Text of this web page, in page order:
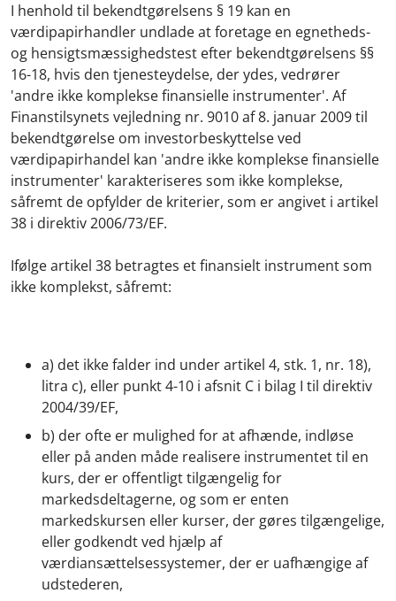
I henhold til bekendtgørelsens § 19 kan en
værdipapirhandler undlade at foretage en egnetheds-
og hensigtsmæssighedstest efter bekendtgørelsens §§
16-18, hvis den tjenesteydelse, der ydes, vedrører
'andre ikke komplekse finansielle instrumenter'. Af
Finanstilsynets vejledning nr. 9010 af 8. januar 2009 til
bekendtgørelse om investorbeskyttelse ved
værdipapirhandel kan 'andre ikke komplekse finansielle
instrumenter' karakteriseres som ikke komplekse,
såfremt de opfylder de kriterier, som er angivet i artikel
38 i direktiv 2006/73/EF.
Ifølge artikel 38 betragtes et finansielt instrument som
ikke komplekst, såfremt:
a) det ikke falder ind under artikel 4, stk. 1, nr. 18),
litra c), eller punkt 4-10 i afsnit C i bilag I til direktiv
2004/39/EF,
b) der ofte er mulighed for at afhænde, indløse
eller på anden måde realisere instrumentet til en
kurs, der er offentligt tilgængelig for
markedsdeltagerne, og som er enten
markedskursen eller kurser, der gøres tilgængelige,
eller godkendt ved hjælp af
værdiansættelsessystemer, der er uafhængige af
udstederen,